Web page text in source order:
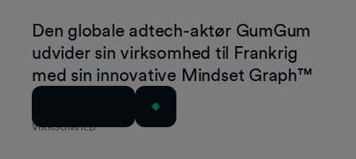
VIRKSOMHED
Den globale adtech-aktør GumGum
udvider sin virksomhed til Frankrig
med sin innovative Mindset Graph™